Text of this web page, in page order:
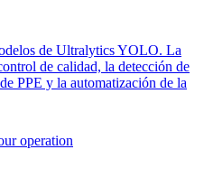
de Ultralytics YOLO. La
de calidad, la detección de
PPE y la automatización de la